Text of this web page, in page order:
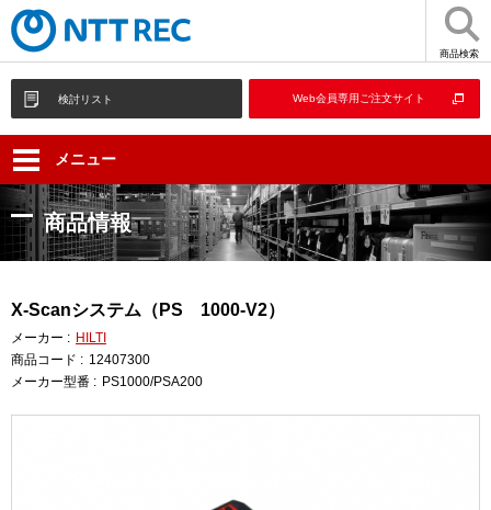
商品検索
検討リスト Web会員専用ご注文サイト
メニュー
商品情報
X-Scanシステム（PS 1000-V2）
メーカー : HILTI
商品コード : 12407300
メーカー型番 : PS1000/PSA200